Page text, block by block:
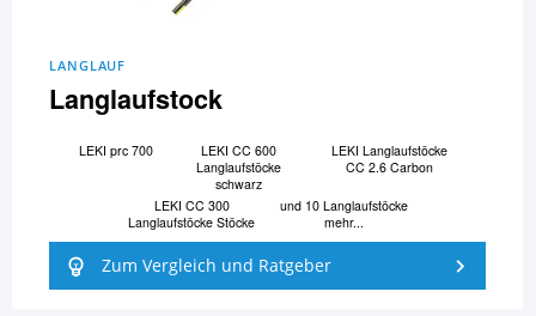
LANGLAUF
Langlaufstock
LEKI prc 700
LEKI CC 600
Langlaufstöcke
schwarz
LEKI Langlaufstöcke
CC 2.6 Carbon
LEKI CC 300
Langlaufstöcke Stöcke
und 10 Langlaufstöcke
mehr...
Zum Vergleich und Ratgeber